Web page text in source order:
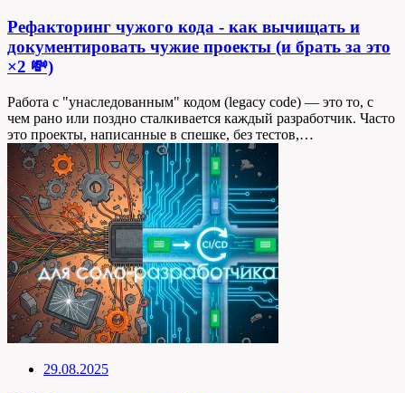
Рефакторинг чужого кода - как вычищать и
документировать чужие проекты (и брать за это
×2 💸)
Работа с "унаследованным" кодом (legacy code) — это то, с
чем рано или поздно сталкивается каждый разработчик. Часто
это проекты, написанные в спешке, без тестов,…
29.08.2025